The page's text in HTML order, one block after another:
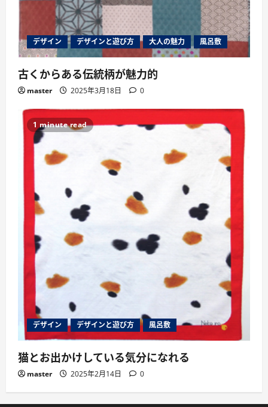
デザイン デザインと遊び方 大人の魅力 風呂敷
古くからある伝統柄が魅力的
master 2025年3月18日 0
1 minute read
デザイン デザインと遊び方 風呂敷
猫とお出かけしている気分になれる
master 2025年2月14日 0